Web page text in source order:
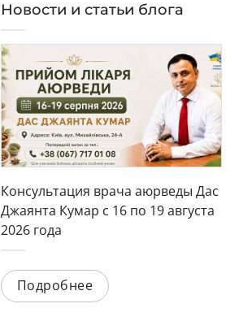
Новости и статьи блога
Консультация врача аюрведы Дас
Джаянта Кумар с 16 по 19 августа
2026 года
Подробнее